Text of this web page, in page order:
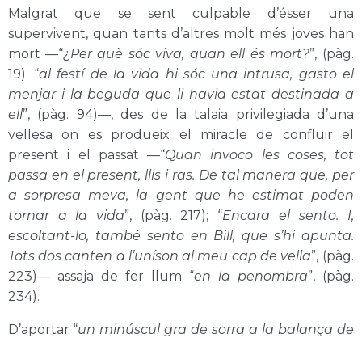
Malgrat que se sent culpable d’ésser una
supervivent, quan tants d’altres molt més joves han
mort —“¿Per què sóc viva, quan ell és mort?”, (pàg.
19); “al festí de la vida hi sóc una intrusa, gasto el
menjar i la beguda que li havia estat destinada a
ell”, (pàg. 94)—, des de la talaia privilegiada d’una
vellesa on es produeix el miracle de confluir el
present i el passat —“Quan invoco les coses, tot
passa en el present, llis i ras. De tal manera que, per
a sorpresa meva, la gent que he estimat poden
tornar a la vida”, (pàg. 217); “Encara el sento. I,
escoltant-lo, també sento en Bill, que s’hi apunta.
Tots dos canten a l’uníson al meu cap de vella”, (pàg.
223)— assaja de fer llum “en la penombra”, (pàg.
234).
D’aportar “un minúscul gra de sorra a la balança de